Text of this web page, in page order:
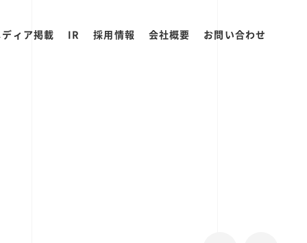
ィア掲載 IR 採用情報 会社概要 お問い合わせ